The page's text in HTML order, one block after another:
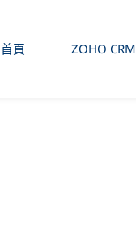
首頁 ZOHO CRM